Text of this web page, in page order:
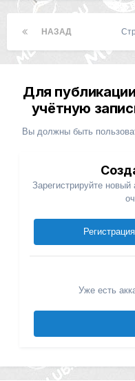
НАЗАД
Для
учётную
Вы должны быть
Зарегистрируйте
Уже есть